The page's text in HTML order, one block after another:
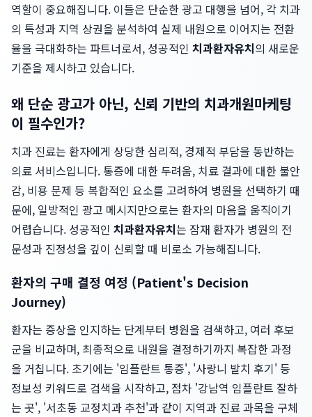
역할이 중요해집니다. 이들은 단순한 광고 대행을 넘어, 각 치과
의 특성과 지역 상권을 분석하여 실제 내원으로 이어지는 전환
율을 극대화하는 파트너로서, 성공적인 치과환자유치의 새로운
기준을 제시하고 있습니다.
왜 단순 광고가 아닌, 신뢰 기반의 치과개원마케팅
이 필수인가?
치과 진료는 환자에게 상당한 심리적, 경제적 부담을 동반하는
의료 서비스입니다. 통증에 대한 두려움, 치료 결과에 대한 불안
감, 비용 문제 등 복합적인 요소를 고려하여 병원을 선택하기 때
문에, 일방적인 광고 메시지만으로는 환자의 마음을 움직이기
어렵습니다. 성공적인 치과환자유치는 잠재 환자가 병원의 전
문성과 진정성을 깊이 신뢰할 때 비로소 가능해집니다.
환자의 구매 결정 여정 (Patient's Decision
Journey)
환자는 증상을 인지하는 단계부터 병원을 검색하고, 여러 후보
군을 비교하며, 최종적으로 내원을 결정하기까지 복잡한 과정
을 거칩니다. 초기에는 '임플란트 통증', '사랑니 발치 후기' 등
정보성 키워드로 검색을 시작하고, 점차 '강남역 임플란트 잘하
는 곳', '서초동 교정치과 추천'과 같이 지역과 진료 과목을 구체